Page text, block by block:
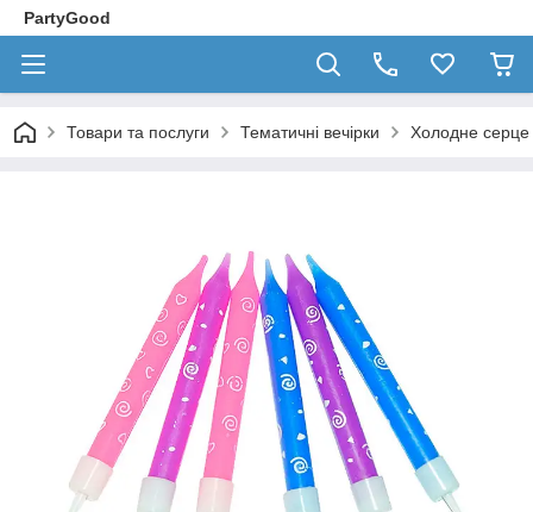
PartyGood
Товари та послуги Тематичні вечірки Холодне серце